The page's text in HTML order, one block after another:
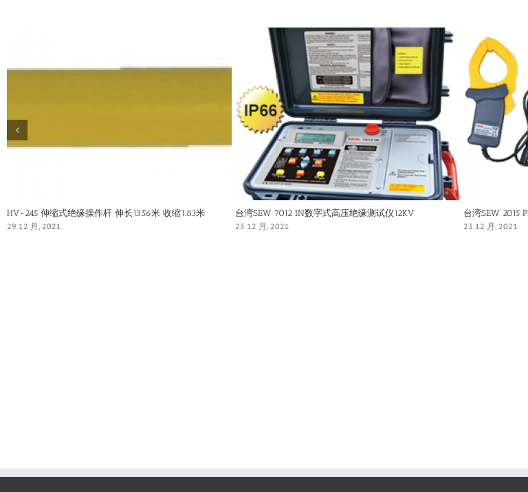
HV-245 伸缩式绝缘操作杆 伸长13.56米 收缩1.83米
29 12 月, 2021
台湾SEW 7012 IN数字式高压绝缘测试仪12KV
23 12 月, 2021
台湾SEW 2015
23 12 月, 2021